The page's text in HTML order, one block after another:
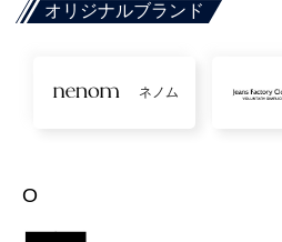
オリジナルブランド
ネノム
O